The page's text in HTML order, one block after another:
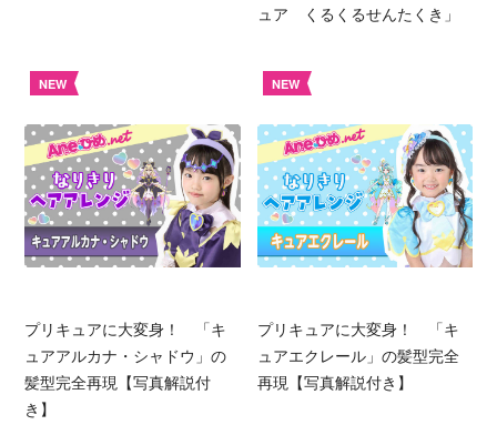
ュア くるくるせんたくき」
NEW
プリキュアに大変身！ 「キ
ュアアルカナ・シャドウ」の
髪型完全再現【写真解説付
き】
NEW
プリキュアに大変身！ 「キ
ュアエクレール」の髪型完全
再現【写真解説付き】